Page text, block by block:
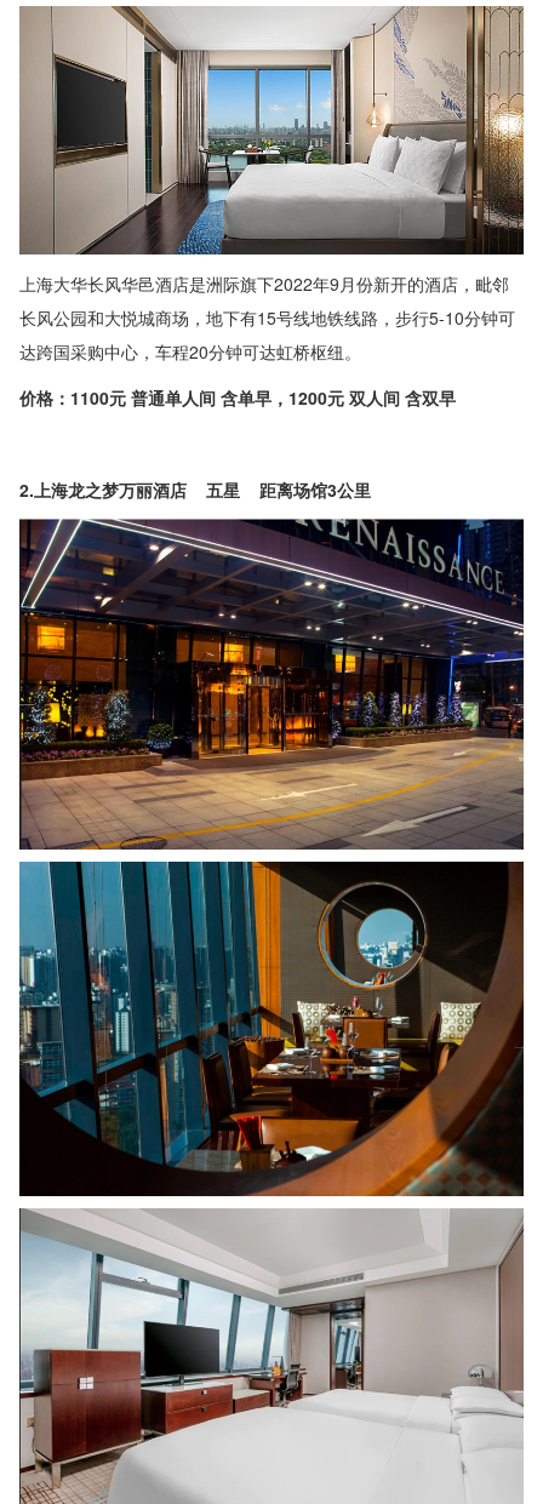
上海大华长风华邑酒店是洲际旗下2022年9月份新开的酒店，毗邻
长风公园和大悦城商场，地下有15号线地铁线路，步行5-10分钟可
达跨国采购中心，车程20分钟可达虹桥枢纽。
价格：1100元 普通单人间 含单早，1200元 双人间 含双早
2.上海龙之梦万丽酒店 五星 距离场馆3公里